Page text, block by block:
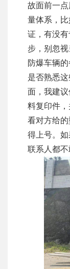
故面前一
量体系，比
证，有没
步，别忽
防爆车辆
是否熟悉
面，我建
料复印件
看对方给
得上号。
联系人都不